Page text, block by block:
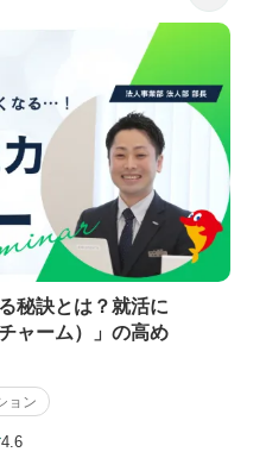
秘訣とは？就活に
ャーム）」の高め
ョン
4.6